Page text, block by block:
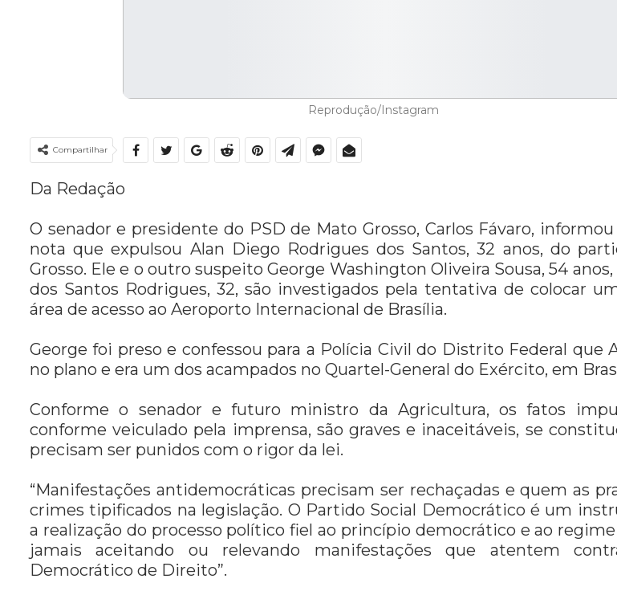
Reprodução/Instagram
Compartilhar
Da Redação
O senador e presidente do PSD de Mato Grosso, Carlos Fávaro,
nota que expulsou Alan Diego Rodrigues dos Santos, 32 anos, do
Grosso. Ele e o outro suspeito George Washington Oliveira Sousa, 54
dos Santos Rodrigues, 32, são investigados pela tentativa de colocar
área de acesso ao Aeroporto Internacional de Brasília.
George foi preso e confessou para a Polícia Civil do Distrito Federal que
no plano e era um dos acampados no Quartel-General do Exército, em
Conforme o senador e futuro ministro da Agricultura, os fatos
conforme veiculado pela imprensa, são graves e inaceitáveis, se
precisam ser punidos com o rigor da lei.
“Manifestações antidemocráticas precisam ser rechaçadas e quem as
crimes tipificados na legislação. O Partido Social Democrático é um
a realização do processo político fiel ao princípio democrático e ao
jamais aceitando ou relevando manifestações que atentem
Democrático de Direito”.